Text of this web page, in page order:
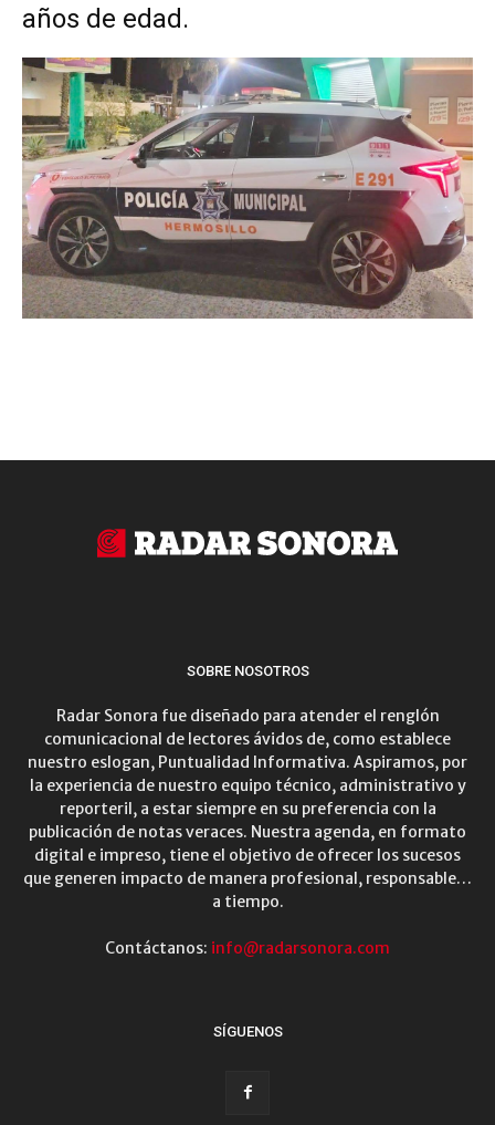
años de edad.
SOBRE NOSOTROS
Radar Sonora fue diseñado para atender el renglón
comunicacional de lectores ávidos de, como establece
nuestro eslogan, Puntualidad Informativa. Aspiramos, por
la experiencia de nuestro equipo técnico, administrativo y
reporteril, a estar siempre en su preferencia con la
publicación de notas veraces. Nuestra agenda, en formato
digital e impreso, tiene el objetivo de ofrecer los sucesos
que generen impacto de manera profesional, responsable…
a tiempo.
Contáctanos: info@radarsonora.com
SÍGUENOS